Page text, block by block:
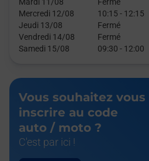
Mercredi 12/08
10:15 - 12:15
Jeudi 13/08
Fermé
Vendredi 14/08
Fermé
Samedi 15/08
09:30 - 12:00
Vous souhaitez vous
inscrire au code
auto / moto ?
C'est par ici !